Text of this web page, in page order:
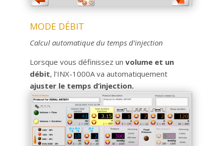
MODE DÉBIT
Calcul automatique du temps d’injection
Lorsque vous définissez un volume et un
débit, l’INX-1000A va automatiquement
ajuster le temps d’injection.